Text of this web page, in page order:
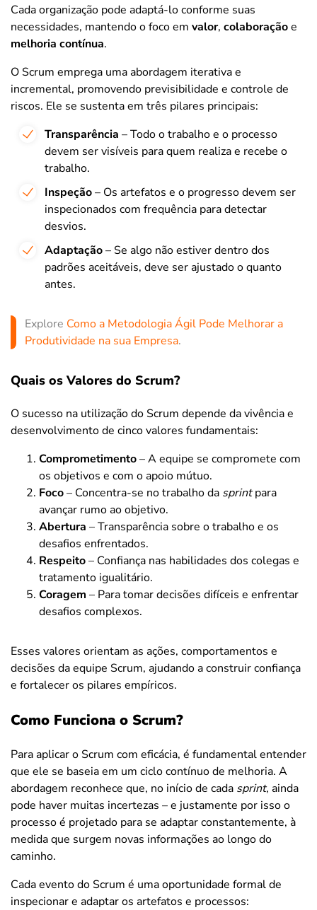
Cada organização pode adaptá-lo conforme suas
necessidades, mantendo o foco em valor, colaboraçãoe
melhoria contínua.
O Scrum emprega uma abordagem iterativa e
incremental, promovendo previsibilidade e controle de
riscos. Ele se sustenta em três pilares principais:
Transparência – Todo o trabalho e o processo
devem ser visíveis para quem realiza e recebe o
trabalho.
Inspeção– Os artefatos e o progresso devem ser
inspecionados com frequência para detectar
desvios.
Adaptação– Se algo não estiver dentro dos
padrões aceitáveis, deve ser ajustado o quanto
antes.
Explore Como a Metodologia Ágil Pode Melhorar a
Produtividade na sua Empresa.
Quais os Valores do Scrum?
O sucesso na utilização do Scrum depende da vivência e
desenvolvimento de cinco valores fundamentais:
Comprometimento– A equipe se compromete com
os objetivos e com o apoio mútuo.
Foco– Concentra-se no trabalho da sprintpara
avançar rumo ao objetivo.
Abertura – Transparência sobre o trabalho e os
desafios enfrentados.
Respeito– Confiança nas habilidades dos colegas e
tratamento igualitário.
Coragem – Para tomar decisões difíceis e enfrentar
desafios complexos.
Esses valores orientam as ações, comportamentos e
decisões da equipe Scrum, ajudando a construir confiança
e fortalecer os pilares empíricos.
Como Funciona o Scrum?
Para aplicar o Scrum com eficácia, é fundamental entender
que ele se baseia em um ciclo contínuo de melhoria. A
abordagem reconhece que, no início de cada sprint, ainda
pode haver muitas incertezas – e justamente por isso o
processo é projetado para se adaptar constantemente, à
medida que surgem novas informações ao longo do
caminho.
Cada evento do Scrum é uma oportunidade formal de
inspecionar e adaptar os artefatos e processos: